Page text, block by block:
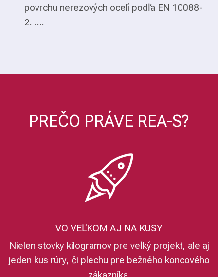
povrchu nerezových ocelí podľa EN 10088-
2. ....
PREČO PRÁVE REA-S?
VO VEĽKOM AJ NA KUSY
Nielen stovky kilogramov pre veľký projekt, ale aj
jeden kus rúry, či plechu pre bežného koncového